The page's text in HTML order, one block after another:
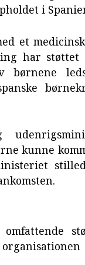
i
et
har støttet
børnene
kunne